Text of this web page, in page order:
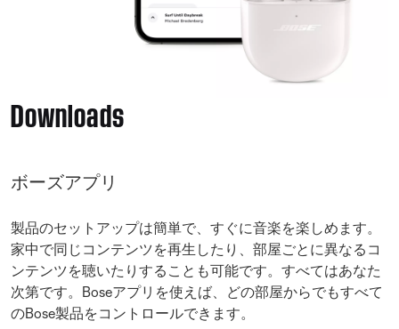
Downloads
ボーズアプリ
製品のセットアップは簡単で、すぐに音楽を楽しめます。
家中で同じコンテンツを再生したり、部屋ごとに異なるコ
ンテンツを聴いたりすることも可能です。すべてはあなた
次第です。Boseアプリを使えば、どの部屋からでもすべて
のBose製品をコントロールできます。